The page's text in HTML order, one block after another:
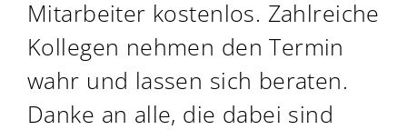
Mitarbeiter kostenlos. Zahlreiche
Kollegen nehmen den Termin
wahr und lassen sich beraten.
Danke an alle, die dabei sind